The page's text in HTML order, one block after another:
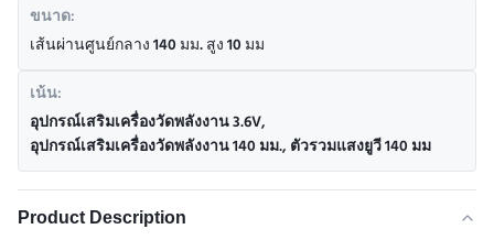
ขนาด:
เส้นผ่านศูนย์กลาง 140 มม. สูง 10 มม
เน้น:
อุปกรณ์เสริมเครื่องวัดพลังงาน 3.6V,
อุปกรณ์เสริมเครื่องวัดพลังงาน 140 มม.,ตัวรวมแสงยูวี 140 มม
Product Description